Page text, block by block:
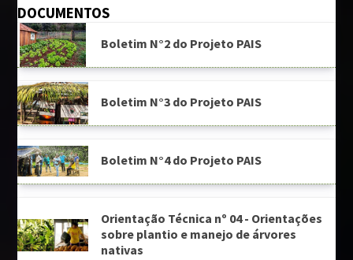
DOCUMENTOS
Boletim N°2 do Projeto PAIS
Boletim N°3 do Projeto PAIS
Boletim N°4 do Projeto PAIS
Orientação Técnica nº 04 - Orientações
sobre plantio e manejo de árvores
nativas